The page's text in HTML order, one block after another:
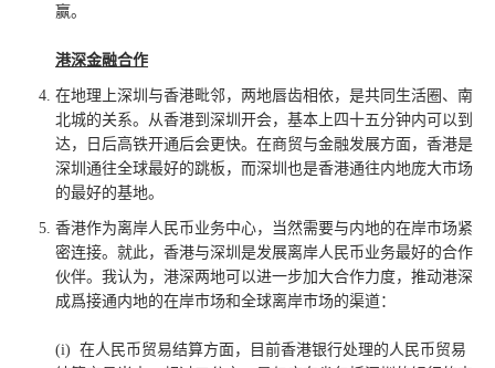
赢。
港深金融合作
在地理上深圳与香港毗邻，两地唇齿相依，是共同生活圈、南
北城的关系。从香港到深圳开会，基本上四十五分钟内可以到
达，日后高铁开通后会更快。在商贸与金融发展方面，香港是
深圳通往全球最好的跳板，而深圳也是香港通往内地庞大市场
的最好的基地。
香港作为离岸人民币业务中心，当然需要与内地的在岸巿场紧
密连接。就此，香港与深圳是发展离岸人民币业务最好的合作
伙伴。我认为，港深两地可以进一步加大合作力度，推动港深
成爲接通内地的在岸巿场和全球离岸巿场的渠道：
(i) 在人民币贸易结算方面，目前香港银行处理的人民币贸易